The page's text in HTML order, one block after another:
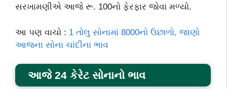
સરખામણીએ આજે રૂ. 100નો ફેરફાર જોવા મળ્યો.
આ પણ વાચો : 1 તોલુ સોનામાં 8000નો ઉછાળો, જાણો
આજના સોના ચાંદીના ભાવ
આજે 24 કેરેટ સોનાનો ભાવ